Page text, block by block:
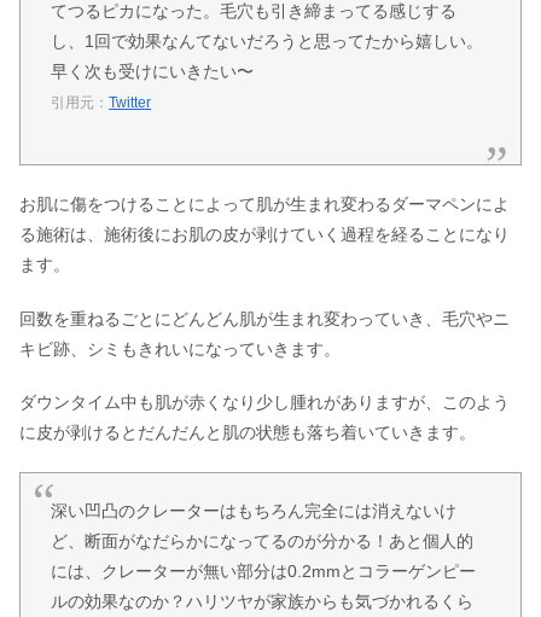
てつるピカになった。毛穴も引き締まってる感じする
し、1回で効果なんてないだろうと思ってたから嬉しい。
早く次も受けにいきたい〜
引用元：Twitter
お肌に傷をつけることによって肌が生まれ変わるダーマペンによ
る施術は、施術後にお肌の皮が剥けていく過程を経ることになり
ます。
回数を重ねるごとにどんどん肌が生まれ変わっていき、毛穴やニ
キビ跡、シミもきれいになっていきます。
ダウンタイム中も肌が赤くなり少し腫れがありますが、このよう
に皮が剥けるとだんだんと肌の状態も落ち着いていきます。
深い凹凸のクレーターはもちろん完全には消えないけ
ど、断面がなだらかになってるのが分かる！あと個人的
には、クレーターが無い部分は0.2mmとコラーゲンピー
ルの効果なのか？ハリツヤが家族からも気づかれるくら